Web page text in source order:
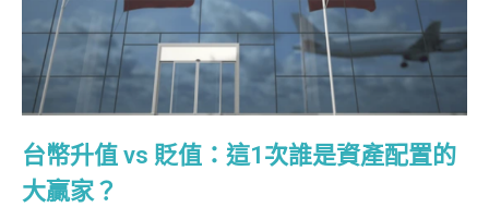
台幣升值 vs 貶值：這1次誰是資產配置的
大贏家？